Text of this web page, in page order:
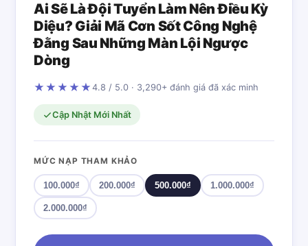
Ai Sẽ Là Đội Tuyển Làm Nên Điều Kỳ
Diệu? Giải Mã Cơn Sốt Công Nghệ
Đằng Sau Những Màn Lội Ngược
Dòng
★★★★★ 4.8 / 5.0 · 3,290+ đánh giá đã xác minh
Cập Nhật Mới Nhất
MỨC NẠP THAM KHẢO
100.000₫ 200.000₫ 500.000₫ 1.000.000₫
2.000.000₫